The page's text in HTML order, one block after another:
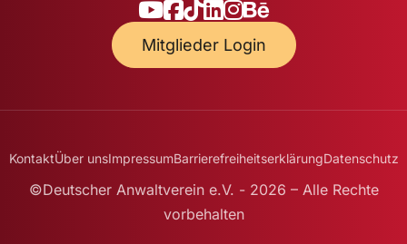
Mitglieder Login
KontaktÜber unsImpressumBarrierefreiheitserklärungDatenschutz
©Deutscher Anwaltverein e.V. - 2026 – Alle Rechte
vorbehalten